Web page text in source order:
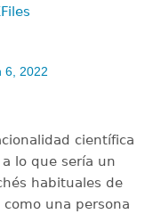
6, 2022
científica
lo que sería un
habituales de
una persona